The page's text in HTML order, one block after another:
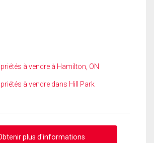
à vendre à Hamilton, ON
à vendre dans Hill Park
plus d'informations